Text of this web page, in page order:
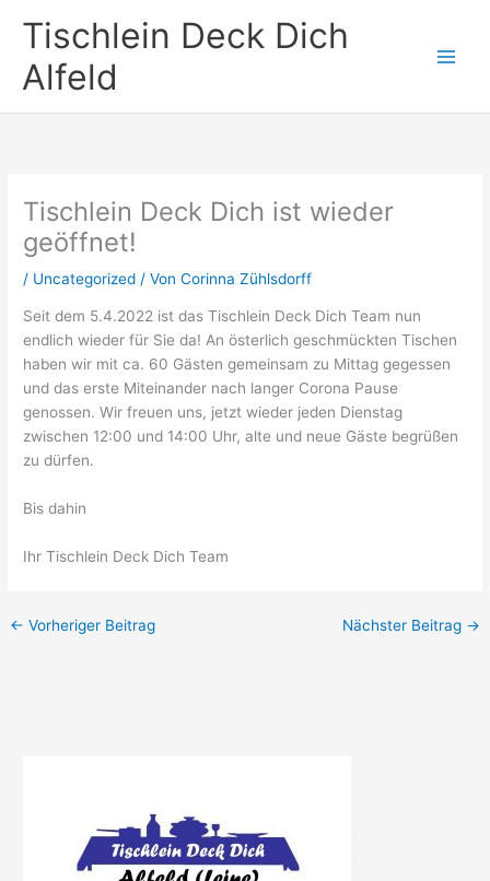
Tischlein Deck Dich
Alfeld
Tischlein Deck Dich ist wieder
geöffnet!
/ Uncategorized / VonCorinna Zühlsdorff
Seit dem 5.4.2022 ist das Tischlein Deck Dich Team nun
endlich wieder für Sie da! An österlich geschmückten Tischen
haben wir mit ca. 60 Gästen gemeinsam zu Mittag gegessen
und das erste Miteinander nach langer Corona Pause
genossen. Wir freuen uns, jetzt wieder jeden Dienstag
zwischen 12:00 und 14:00 Uhr, alte und neue Gäste begrüßen
zu dürfen.
Bis dahin
Ihr Tischlein Deck Dich Team
← Vorheriger Beitrag Nächster Beitrag →